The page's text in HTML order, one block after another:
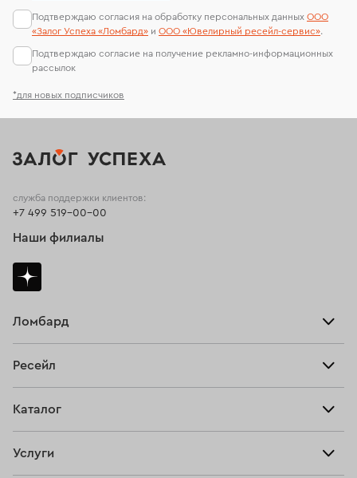
*для новых подписчиков
Подтверждаю согласия на обработку персональных данных ООО
«Залог Успеха «Ломбард» и ООО «Ювелирный ресейл-сервиc».
Подтверждаю согласие на получение рекламно-информационных
рассылок
Ломбард
Тарифы
Ресейл
Купить
Каталог
Услуги
служба поддержки клиентов:
+7 499 519-00-00
Наши филиалы